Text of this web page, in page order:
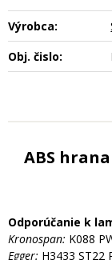
Výrobca:
Obj. čislo:
ABS
Odporúčanie k
Kronospan: K088
Egger: H3433 ST22